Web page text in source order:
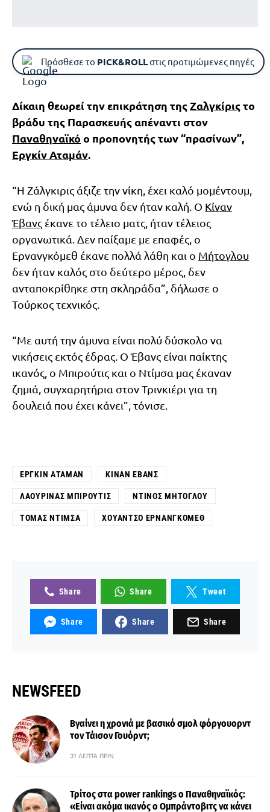
Πρόσθεσε το PICK&ROLLστις προτιμώμενες πηγές
Δίκαιη θεωρεί την επικράτηση της Ζαλγκίριςτο
βράδυ της Παρασκευής απέναντι στον
Παναθηναϊκό ο προπονητής των “πρασίνων”,
Εργκίν Αταμάν.
“Η Ζάλγκιρις άξιζε την νίκη, έχει καλό μομέντουμ,
ενώ η δική μας άμυνα δεν ήταν καλή. Ο Κίναν
Έβανς έκανε το τέλειο ματς, ήταν τέλειος
οργανωτικά. Δεν παίξαμε με επαφές, ο
Ερνανγκόμεθ έκανε πολλά λάθη και ο Μήτογλου
δεν ήταν καλός στο δεύτερο μέρος, δεν
ανταποκρίθηκε στη σκληράδα”, δήλωσε ο
Τούρκος τεχνικός.
“Με αυτή την άμυνα είναι πολύ δύσκολο να
νικήσεις εκτός έδρας. Ο Έβανς είναι παίκτης
ικανός, ο Μπιρούτις και ο Ντίμσα μας έκαναν
ζημιά, συγχαρητήρια στον Τρινκιέρι για τη
δουλειά που έχει κάνει”, τόνισε.
ΕΡΓΚΊΝ ΑΤΑΜΆΝ ΚΊΝΑΝ ΈΒΑΝΣ
ΛΑΟΥΡΊΝΑΣ ΜΠΙΡΟΎΤΙΣ ΝΤΊΝΟΣ ΜΉΤΟΓΛΟΥ
ΤΌΜΑΣ ΝΤΊΜΣΑ ΧΟΥΆΝΤΣΟ ΕΡΝΑΝΓΚΌΜΕΘ
Share Share Tweet
Share Share Share
NEWSFEED
Βγαίνει η χρονιά με βασικό σμολ φόργουορντ
τον Τάισον Γουόρντ;
31 ΛΕΠΤΆ ΠΡΙΝ
Τρίτος στα power rankings ο Παναθηναϊκός:
«Είναι ακόμα ικανός ο Ομπράντοβιτς να κάνει